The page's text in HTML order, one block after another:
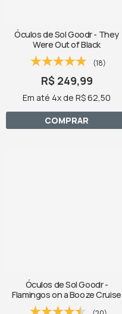
Óculos de Sol Goodr - They
Were Out of Black
(18)
R$ 249,99
Em até 4x de R$ 62,50
COMPRAR
Óculos de Sol Goodr -
Flamingos on a Booze Cruise